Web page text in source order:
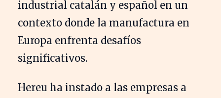
industrial catalán y español en un
contexto donde la manufactura en
Europa enfrenta desafíos
significativos.
Hereu ha instado a las empresas a